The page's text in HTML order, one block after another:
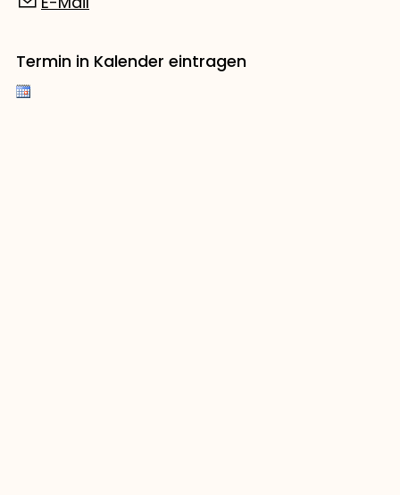
Termin in Kalender eintragen